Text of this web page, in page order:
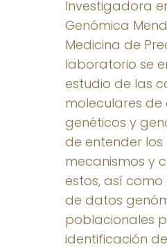
Investigadora
Genómica
Medicina de
laboratorio se
estudio de las
moleculares de
genéticos y
de entender los
mecanismos y
estos, así como
de datos
poblacionales
identificación